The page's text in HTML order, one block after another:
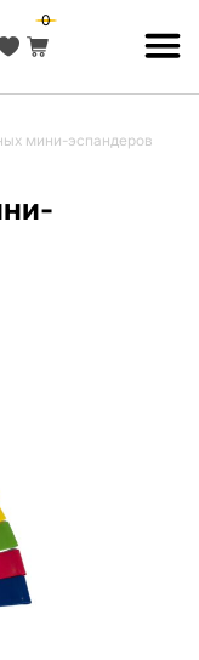
0
мини-эспандеров